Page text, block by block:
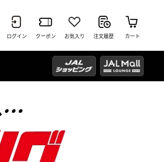
ログイン クーポン お気入り 注文履歴 カート